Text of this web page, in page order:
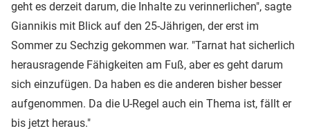
geht es derzeit darum, die Inhalte zu verinnerlichen", sagte
Giannikis mit Blick auf den 25-Jährigen, der erst im
Sommer zu Sechzig gekommen war. "Tarnat hat sicherlich
herausragende Fähigkeiten am Fuß, aber es geht darum
sich einzufügen. Da haben es die anderen bisher besser
aufgenommen. Da die U-Regel auch ein Thema ist, fällt er
bis jetzt heraus."